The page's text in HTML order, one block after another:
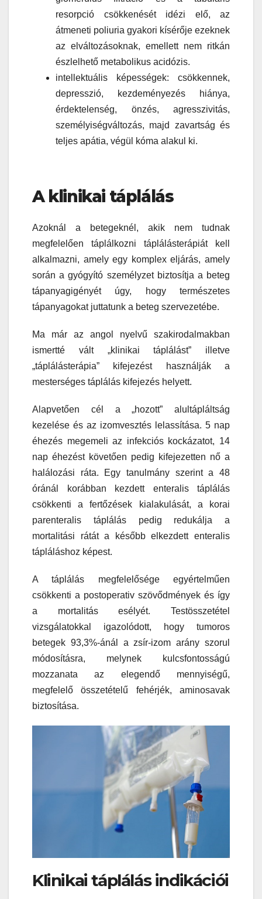
resorpció csökkenését idézi elő, az
átmeneti poliuria gyakori kísérője ezeknek
az elváltozásoknak, emellett nem ritkán
észlelhető metabolikus acidózis.
intellektuális képességek: csökkennek,
depresszió, kezdeményezés hiánya,
érdektelenség, önzés, agresszivitás,
személyiségváltozás, majd zavartság és
teljes apátia, végül kóma alakul ki.
A klinikai táplálás
Azoknál a betegeknél, akik nem tudnak
megfelelően táplálkozni táplálásterápiát kell
alkalmazni, amely egy komplex eljárás, amely
során a gyógyító személyzet biztosítja a beteg
tápanyagigényét úgy, hogy természetes
tápanyagokat juttatunk a beteg szervezetébe.
Ma már az angol nyelvű szakirodalmakban
ismertté vált „klinikai táplálást” illetve
„táplálásterápia” kifejezést használják a
mesterséges táplálás kifejezés helyett.
Alapvetően cél a „hozott” alultápláltság
kezelése és az izomvesztés lelassítása. 5 nap
éhezés megemeli az infekciós kockázatot, 14
nap éhezést követően pedig kifejezetten nő a
halálozási ráta. Egy tanulmány szerint a 48
óránál korábban kezdett enteralis táplálás
csökkenti a fertőzések kialakulását, a korai
parenteralis táplálás pedig redukálja a
mortalitási rátát a később elkezdett enteralis
tápláláshoz képest.
A táplálás megfelelősége egyértelműen
csökkenti a postoperativ szövődmények és így
a mortalitás esélyét. Testösszetétel
vizsgálatokkal igazolódott, hogy tumoros
betegek 93,3%-ánál a zsír-izom arány szorul
módosításra, melynek kulcsfontosságú
mozzanata az elegendő mennyiségű,
megfelelő összetételű fehérjék, aminosavak
biztosítása.
Klinikai táplálás indikációi